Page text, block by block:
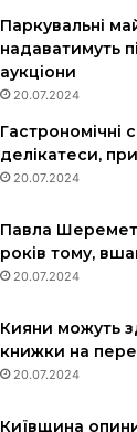
Паркувальні
надаватимуть
аукціони
20.07.2024
Гастрономічні
делікатеси,
20.07.2024
Павла
років тому,
20.07.2024
Кияни можуть
книжки на
20.07.2024
Київщина